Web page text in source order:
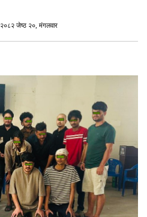
२०८२ जेष्ठ २०, मंगलवार